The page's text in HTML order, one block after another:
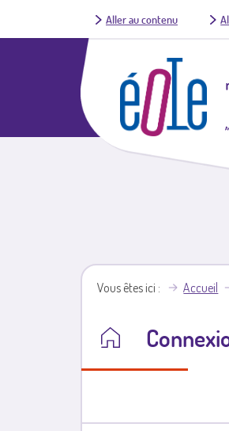
Aller au contenu
Vous êtes ici Accueil